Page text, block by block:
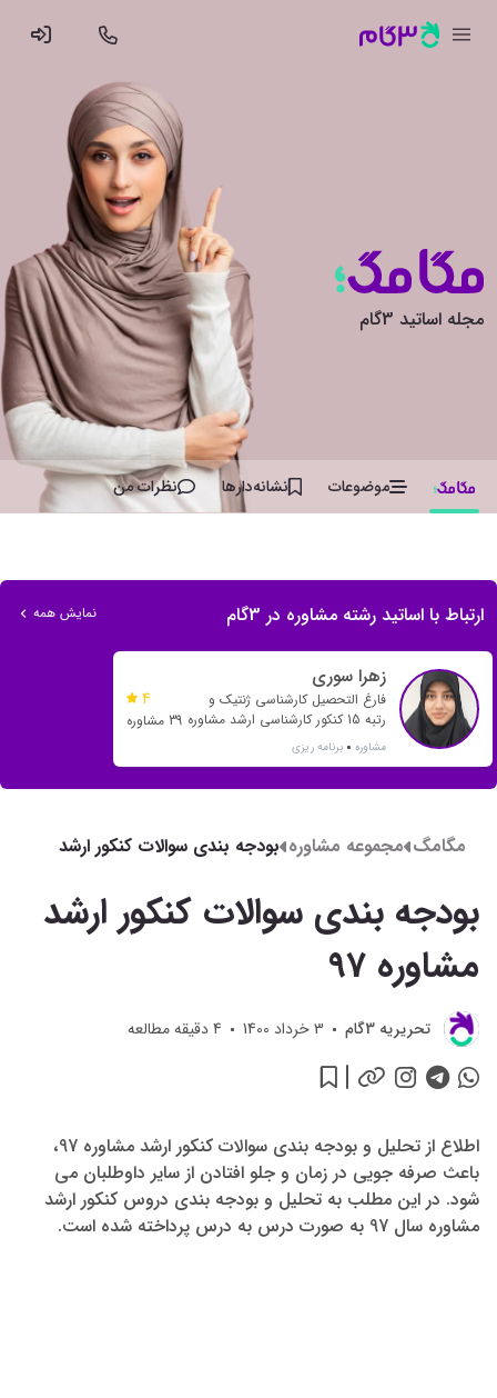
مجله اساتید 3گام
موضوعات نشانه‌دار‌ها نظرات من
ارتباط با اساتید رشته مشاوره در 3گام نمایش همه
زهرا سوری
فارغ التحصیل کارشناسی ژنتیک و
رتبه 15 کنکور کارشناسی ارشد مشاوره
گرایش مشاوره مدرسه در دانشگاه
تهران
مشاوره برنامه ریزی
4
39 مشاوره
مگامگ مجموعه مشاوره بودجه بندی سوالات کنکور ارشد
بودجه بندی سوالات کنکور ارشد
مشاوره 97
تحريريه 3گام 3 خرداد 1400 4دقیقه مطالعه
اطلاع از تحلیل و بودجه بندی سوالات کنکور ارشد مشاوره 97،
باعث صرفه جویی در زمان و جلو افتادن از سایر داوطلبان می
شود. در این مطلب به تحلیل و بودجه بندی دروس کنکور ارشد
مشاوره سال 97 به صورت درس به درس پرداخته شده است.